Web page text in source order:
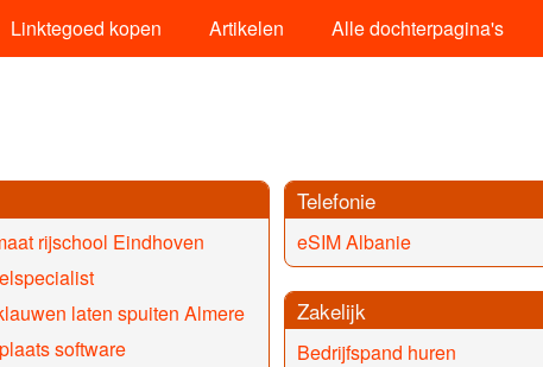
Linktegoed kopen Artikelen Alle dochterpagina's
rijschool Eindhoven
laten spuiten Almere
software
Telefonie
eSIM Albanie
Zakelijk
Bedrijfspand huren